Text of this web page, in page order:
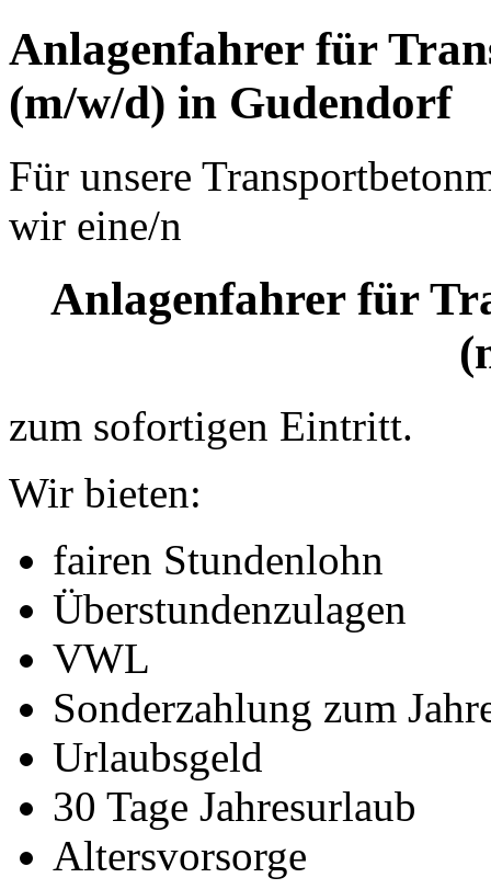
Anlagenfahrer für
(m/w/d) in Gudendorf
Für unsere
wir eine/n
Anlagenfahrer für
zum sofortigen Eintritt.
Wir bieten:
fairen Stundenlohn
Überstundenzulagen
VWL
Sonderzahlung zum
Urlaubsgeld
30 Tage Jahresurlaub
Altersvorsorge